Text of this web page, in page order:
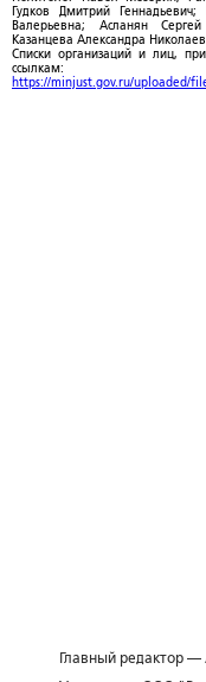
Гудков Дмитрий
Валерьевна; Асланян
Казанцева Александра
Списки организаций и лиц,
ссылкам:
https://minjust.gov.ru/uploaded/
Главный редактор —